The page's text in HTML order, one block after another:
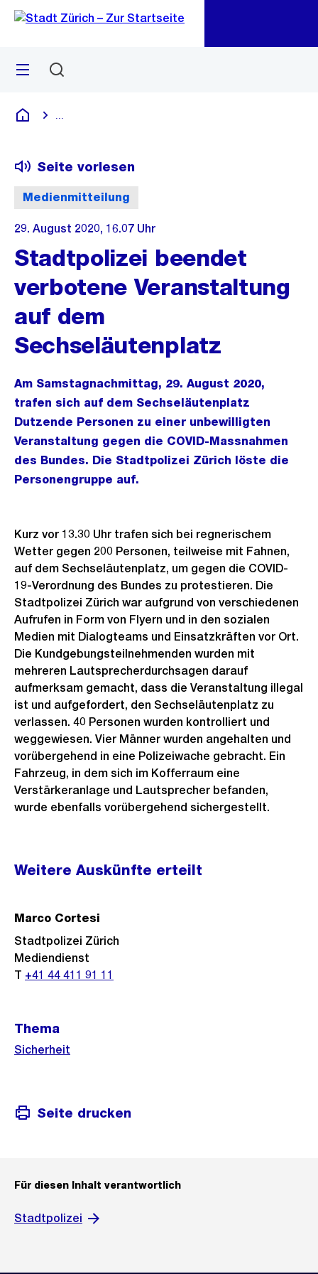
Navigation
Sprunglink
Menü
Deutsch
Medienmitteilung
Seite vorlesen
29. August 2020, 16.07 Uhr
Stadtpolizei beendet
verbotene Veranstaltung
auf dem
Sechseläutenplatz
Am Samstagnachmittag, 29. August 2020,
trafen sich auf dem Sechseläutenplatz
Dutzende Personen zu einer unbewilligten
Veranstaltung gegen die COVID-Massnahmen
des Bundes. Die Stadtpolizei Zürich löste die
Personengruppe auf.
Kurz vor 13.30 Uhr trafen sich bei regnerischem
Wetter gegen 200 Personen, teilweise mit Fahnen,
auf dem Sechseläutenplatz, um gegen die COVID-
19-Verordnung des Bundes zu protestieren. Die
Stadtpolizei Zürich war aufgrund von verschiedenen
Aufrufen in Form von Flyern und in den sozialen
Medien mit Dialogteams und Einsatzkräften vor Ort.
Die Kundgebungsteilnehmenden wurden mit
mehreren Lautsprecherdurchsagen darauf
aufmerksam gemacht, dass die Veranstaltung illegal
ist und aufgefordert, den Sechseläutenplatz zu
verlassen. 40 Personen wurden kontrolliert und
weggewiesen. Vier Männer wurden angehalten und
vorübergehend in eine Polizeiwache gebracht. Ein
Fahrzeug, in dem sich im Kofferraum eine
Verstärkeranlage und Lautsprecher befanden,
wurde ebenfalls vorübergehend sichergestellt.
Weitere
Informationen
Weitere Auskünfte erteilt
Marco Cortesi
Stadtpolizei Zürich
Mediendienst
T +41 44 411 91 11
Thema
Sicherheit
Seite drucken
Für diesen Inhalt verantwortlich
Stadtpolizei